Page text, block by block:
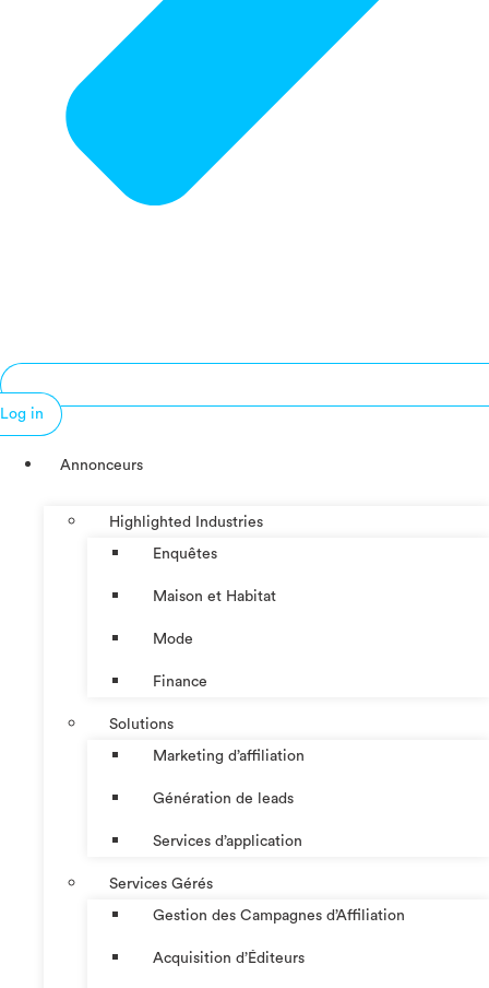
Log in
Annonceurs
Highlighted Industries
Enquêtes
Maison et Habitat
Mode
Finance
Solutions
Marketing d’affiliation
Génération de leads
Services d’application
Services Gérés
Gestion des Campagnes d’Affiliation​
Acquisition d’Éditeurs